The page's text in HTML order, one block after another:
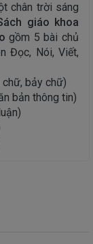
chân trời sáng
giáo khoa
gồm 5 bài chủ
Đọc, Nói, Viết,
bảy chữ)
bản thông tin)